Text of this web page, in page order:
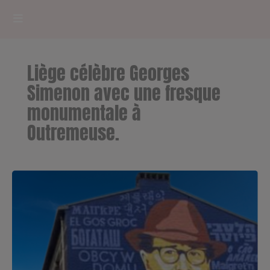
RADIOPLAYER
CK RADIO Line-up
Cultur'Ciné - Jean Meurice
CONCOURS
Contact
Liège célèbre Georges
Simenon avec une fresque
monumentale à
Outremeuse.